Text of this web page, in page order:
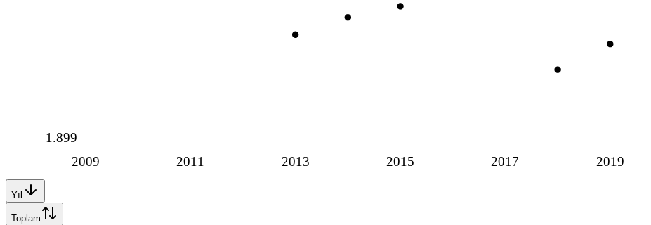
2009 2011 2013 2015 2017 2019
1.899
Yıl
Toplam